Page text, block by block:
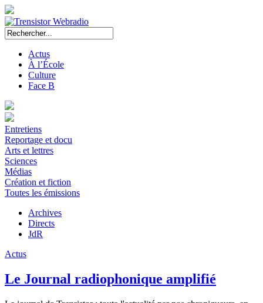
Actus
À l’École
Culture
Face B
Entretiens
Reportage et docu
Arts et lettres
Sciences
Médias
Création et fiction
Toutes les émissions
Archives
Directs
JdR
Actus
Le Journal radiophonique amplifié